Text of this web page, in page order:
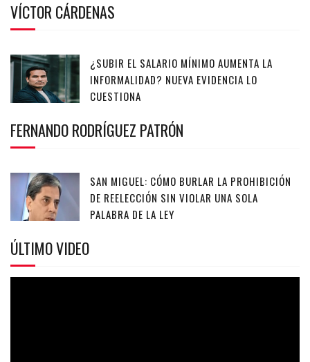
VÍCTOR CÁRDENAS
¿SUBIR EL SALARIO MÍNIMO AUMENTA LA
INFORMALIDAD? NUEVA EVIDENCIA LO
CUESTIONA
FERNANDO RODRÍGUEZ PATRÓN
SAN MIGUEL: CÓMO BURLAR LA PROHIBICIÓN
DE REELECCIÓN SIN VIOLAR UNA SOLA
PALABRA DE LA LEY
ÚLTIMO VIDEO